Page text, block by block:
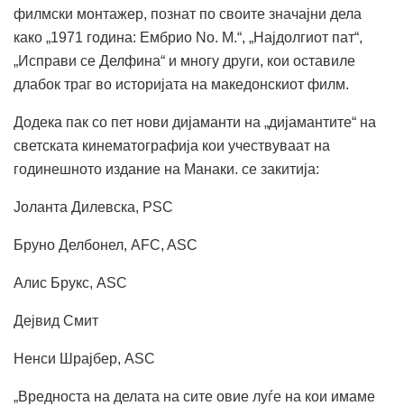
филмски монтажер, познат по своите значајни дела
како „1971 година: Ембрио No. M.“, „Најдолгиот пат“,
„Исправи се Делфина“ и многу други, кои оставиле
длабок траг во историјата на македонскиот филм.
Додека пак со пет нови дијаманти на „дијамантите“ на
светската кинематографија кои учествуваат на
годинешното издание на Манаки. се закитија:
Јоланта Дилевска, PSC
Бруно Делбонел, AFC, ASC
Алис Брукс, ASC
Дејвид Смит
Ненси Шрајбер, ASC
„Вредноста на делата на сите овие луѓе на кои имаме